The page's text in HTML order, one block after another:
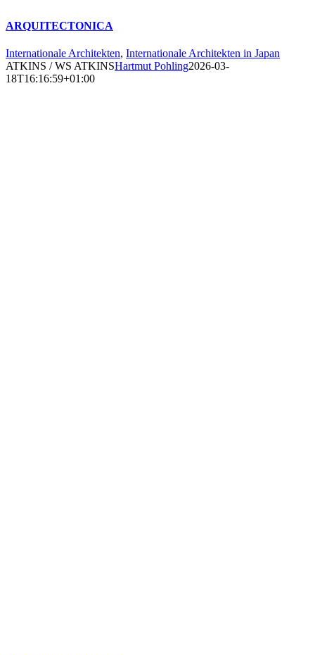
ARQUITECTONICA
Internationale Architekten, Internationale Architekten in Japan
ATKINS / WS ATKINSHartmut Pohling2026-03-
18T16:16:59+01:00